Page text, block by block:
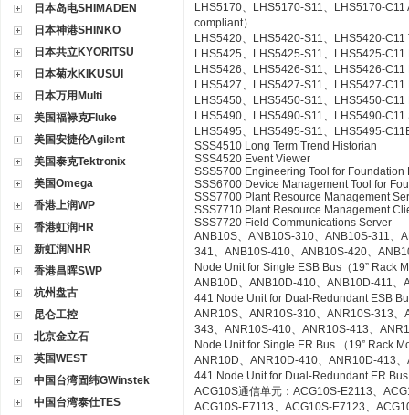
日本岛电SHIMADEN
日本神港SHINKO
日本共立KYORITSU
日本菊水KIKUSUI
日本万用Multi
美国福禄克Fluke
美国安捷伦Agilent
美国泰克Tektronix
美国Omega
香港上润WP
香港虹润HR
新虹润NHR
香港昌晖SWP
杭州盘古
昆仑工控
北京金立石
英国WEST
中国台湾固纬GWinstek
中国台湾泰仕TES
LHS5170、LHS5170-S11、LHS5170-
compliant）
LHS5420、LHS5420-S11、LHS5420-C11
LHS5425、LHS5425-S11、LHS5425-
LHS5426、LHS5426-S11、LHS5426-
LHS5427、LHS5427-S11、LHS5427-
LHS5450、LHS5450-S11、LHS5450-
LHS5490、LHS5490-S11、LHS5490-
LHS5495、LHS5495-S11、LHS5495-
SSS4510 Long Term Trend Historian
SSS4520 Event Viewer
SSS5700 Engineering Tool for Foundation
SSS6700 Device Management Tool for
SSS7700 Plant Resource Management
SSS7710 Plant Resource Management
SSS7720 Field Communications Server
ANB10S、ANB10S-310、ANB10S-311、
341、ANB10S-410、ANB10S-420、
Node Unit for Single ESB Bus（19” Rack
ANB10D、ANB10D-410、ANB10D-411
441 Node Unit for Dual-Redundant ESB
ANR10S、ANR10S-310、ANR10S-313
343、ANR10S-410、ANR10S-413、
Node Unit for Single ER Bus （19” Rack
ANR10D、ANR10D-410、ANR10D-413
441 Node Unit for Dual-Redundant ER
ACG10S通信单元：ACG10S-E2113、
ACG10S-E7113、ACG10S-E7123、